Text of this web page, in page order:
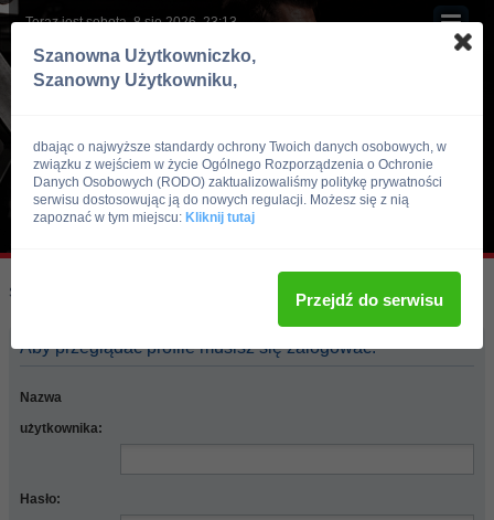
Teraz jest sobota, 8 sie 2026, 23:13
Skocz do:
Aby przeglądać profile musisz się zalogować.
Nazwa
użytkownika:
Hasło:
Szanowna Użytkowniczko,
Szanowny Użytkowniku,
dbając o najwyższe standardy ochrony Twoich danych osobowych, w
związku z wejściem w życie Ogólnego Rozporządzenia o Ochronie
Danych Osobowych (RODO) zaktualizowaliśmy politykę prywatności
serwisu dostosowując ją do nowych regulacji. Możesz się z nią
zapoznać w tym miejscu: Kliknij tutaj
Przejdź do serwisu